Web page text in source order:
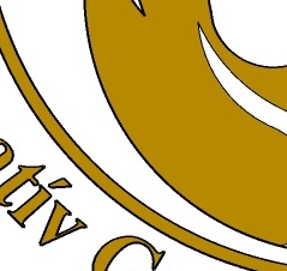
INTERJÚ A FŐNIX MASSZÁZS